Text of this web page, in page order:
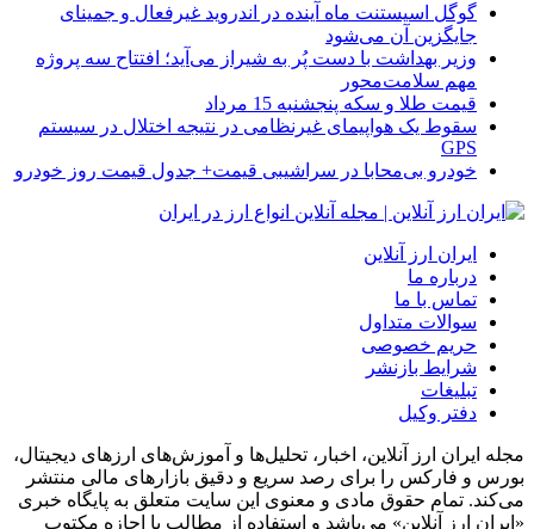
گوگل اسیستنت ماه آینده در اندروید غیرفعال و جمینای
جایگزین آن می‌شود
وزیر بهداشت با دست پُر به شیراز می‌آید؛ افتتاح سه پروژه
مهم سلامت‌محور
قیمت طلا و سکه پنجشنبه 15 مرداد
سقوط یک هواپیمای غیرنظامی در نتیجه اختلال در سیستم‌
GPS
خودرو بی‌محابا در سراشیبی قیمت+ جدول قیمت روز خودرو
ایران ارز آنلاین
درباره ما
تماس با ما
سوالات متداول
حریم خصوصی
شرایط بازنشر
تبلیغات
دفتر وکیل
مجله ایران ارز آنلاین، اخبار، تحلیل‌ها و آموزش‌های ارزهای دیجیتال،
بورس و فارکس را برای رصد سریع و دقیق بازارهای مالی منتشر
می‌کند. تمام حقوق مادی و معنوی این سایت متعلق به پایگاه خبری
«ایران ارز آنلاین» می‌باشد و استفاده از مطالب با اجازه مکتوب